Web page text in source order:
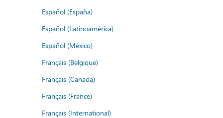
Español (España)
Español (Latinoamérica)
Español (México)
Français (Belgique)
Français (Canada)
Français (France)
Français (International)